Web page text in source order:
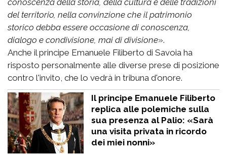
del territorio, nella convinzione che il patrimonio
storico debba essere occasione di conoscenza,
dialogo e condivisione, mai di divisione».
Anche il principe Emanuele Filiberto di Savoia ha
risposto personalmente alle diverse prese di posizione
contro l'invito, che lo vedrà in tribuna d'onore.
Il principe Emanuele Filiberto
replica alle polemiche sulla
sua presenza al Palio: «Sarà
una visita privata in ricordo
dei miei nonni»